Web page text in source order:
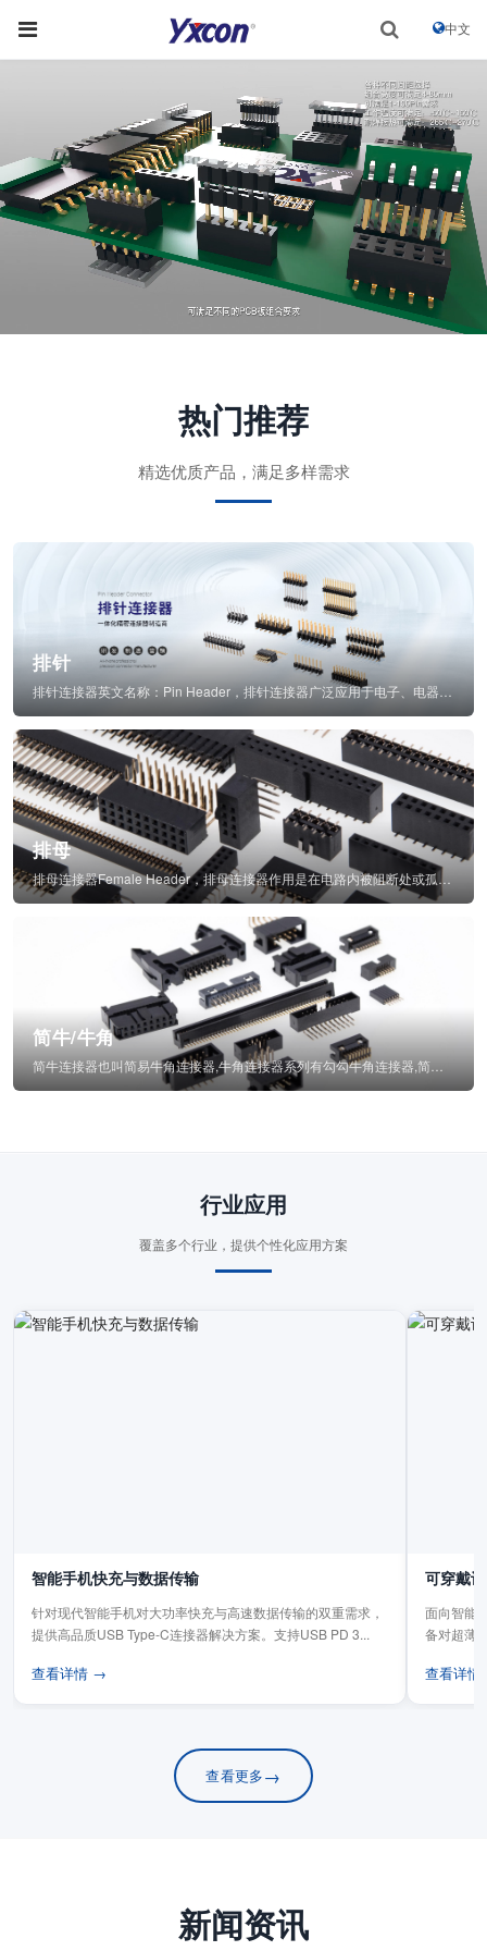
中文
热门推荐
精选优质产品，满足多样需求
排针
排母
排母连接器Female Header，排母连接器作用是在电路内被阻断处或孤立不通...
简牛/牛角
行业应用
覆盖多个行业，提供个性化应用方案
智能手机快充与数据传输
针对现代智能手机对大功率快充与高速数据传输的双重需求，
提供高品质USB Type-C连接器解决方案。支持USB PD 3...
查看详情 →
可穿戴
面向智能
备对超薄
查看详
查看更多→
新闻资讯